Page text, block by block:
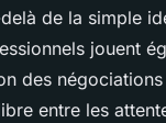
de la simple
jouent
des
entre les